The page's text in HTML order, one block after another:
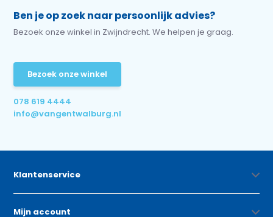
Ben je op zoek naar persoonlijk advies?
Bezoek onze winkel in Zwijndrecht. We helpen je graag.
Bezoek onze winkel
078 619 4444
info@vangentwalburg.nl
Klantenservice
Mijn account